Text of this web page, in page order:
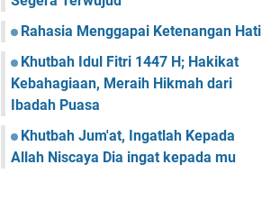
Rahasia Menggapai Ketenangan Hati
Khutbah Idul Fitri 1447 H; Hakikat
Kebahagiaan, Meraih Hikmah dari
Ibadah Puasa
Khutbah Jum'at, Ingatlah Kepada
Allah Niscaya Dia ingat kepada mu